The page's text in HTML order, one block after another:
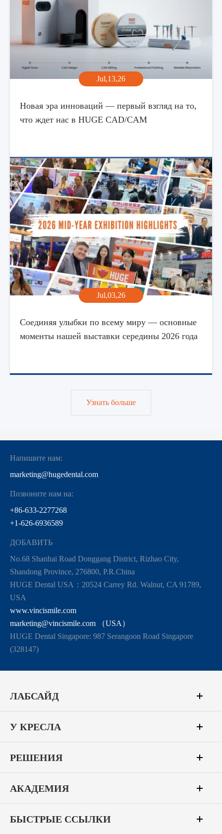
Jul,13,26
Новая эра инноваций — первый взгляд на то,
что ждет нас в HUGE CAD/CAM
Jul,03,26
Соединяя улыбки по всему миру — основные
моменты нашей выставки середины 2026 года
Узнать больше
Напишите нам:
marketing@hugedental.com
Позвоните нам на:
+86-633-2277268
+1-626-6936589
ДОБАВИТЬ
No.68 Shanhai Road Donggang District, Rizhao City,
Shandong Province, 276800, P.R.China
HUGE Dental USA：20524 Carrey Rd. Walnut, CA 91789,
USA
www.vincismile.com
marketing@vincismile.com （USA）
HUGE Dental Singapore: 987 Serangoon Road Singapore
(328147)
ЛАБСАЙД
У КРЕСЛА
РЕШЕНИЯ
АКАДЕМИЯ
БЫСТРЫЕ ССЫЛКИ